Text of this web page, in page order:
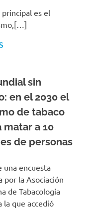
principal es el
sin
en el 2030 el
de tabaco
matar a 10
de personas
una encuesta
por la Asociación
de Tabacología
la que accedió